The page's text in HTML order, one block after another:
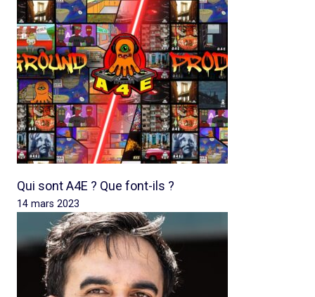
Qui sont A4E ? Que font-ils ?
14 mars 2023